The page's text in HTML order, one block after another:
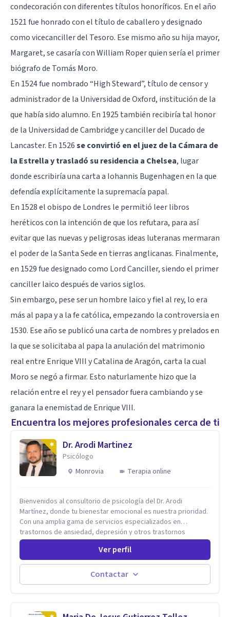
condecoración con diferentes títulos honoríficos. En el año
1521 fue honrado con el título de caballero y designado
como vicecanciller del Tesoro. Ese mismo año su hija mayor,
Margaret, se casaría con William Roper quien sería el primer
biógrafo de Tomás Moro.
En 1524 fue nombrado “High Steward”, título de censor y
administrador de la Universidad de Oxford, institución de la
que había sido alumno. En 1925 también recibiría tal honor
de la Universidad de Cambridge y canciller del Ducado de
Lancaster. En 1526se convirtió en el juez de la Cámara de
la Estrella y trasladó su residencia a Chelsea, lugar
donde escribiría una carta a Iohannis Bugenhagen en la que
defendía explícitamente la supremacía papal.
En 1528 el obispo de Londres le permitió leer libros
heréticos con la intención de que los refutara, para así
evitar que las nuevas y peligrosas ideas luteranas mermaran
el poder de la Santa Sede en tierras anglicanas. Finalmente,
en 1529 fue designado como Lord Canciller, siendo el primer
canciller laico después de varios siglos.
Sin embargo, pese ser un hombre laico y fiel al rey, lo era
más al papa y a la fe católica, empezando la controversia en
1530. Ese año se publicó una carta de nombres y prelados en
la que se solicitaba al papa la anulación del matrimonio
real entre Enrique VIII y Catalina de Aragón, carta la cual
Moro se negó a firmar. Esto naturlamente hizo que la
relación entre el rey y el pensador fuera cambiando y se
ganara la enemistad de Enrique VIII.
Encuentra los mejores profesionales cerca de ti
Dr. Arodi Martinez
Psicólogo
Monrovia
Terapia online
Bienvenidos al consultorio de psicología del Dr. Arodi
Martínez, donde tu bienestar emocional es nuestra prioridad.
Con una amplia gama de servicios especializados en
trastornos de ansiedad, depresión y otros trastornos
emocionales, estamos dedicados a ofrecerte el mejor
tratamiento para mejorar tu salud mental. En nuestro
consultorio, ofrecemos una variedad de terapias y
tratamientos diseñados para satisfacer tus necesidades
específicas: Terapia para Trastornos de Ansiedad y
para ayudarte a recuperar tu bienestar emocional. Terapia
Ver perfil
Contactar